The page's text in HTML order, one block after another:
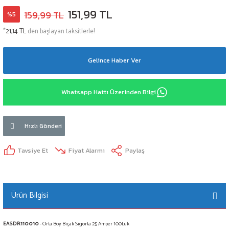
%5 159,99 TL 151,99 TL
*21,14 TLden başlayan taksitlerle!
Gelince Haber Ver
Whatsapp Hattı Üzerinden Bilgi
Hızlı Gönderi
Tavsiye Et Fiyat Alarmı Paylaş
Ürün Bilgisi
EASDR110010- Orta Boy Bıçak Sigorta 25 Amper 100Lük